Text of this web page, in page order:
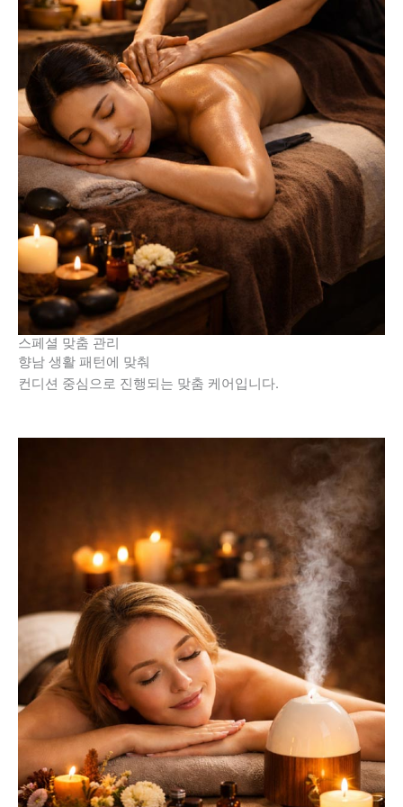
스페셜 맞춤 관리
향남 생활 패턴에 맞춰
컨디션 중심으로 진행되는 맞춤 케어입니다.